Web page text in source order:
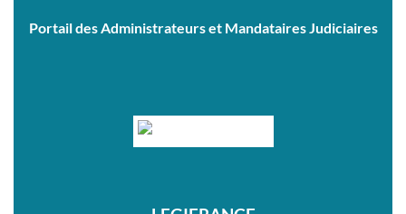
Portail des Administrateurs et Mandataires Judiciaires